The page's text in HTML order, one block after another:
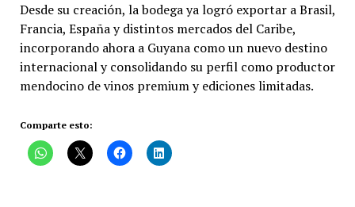
Desde su creación, la bodega ya logró exportar a Brasil,
Francia, España y distintos mercados del Caribe,
incorporando ahora a Guyana como un nuevo destino
internacional y consolidando su perfil como productor
mendocino de vinos premium y ediciones limitadas.
Comparte esto: